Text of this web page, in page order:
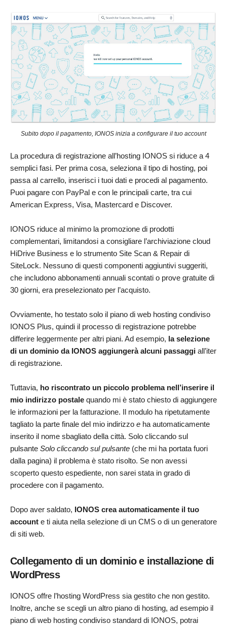
Subito dopo il pagamento, IONOS inizia a configurare il tuo account
La procedura di registrazione all’hosting IONOS si riduce a 4
semplici fasi. Per prima cosa, seleziona il tipo di hosting, poi
passa al carrello, inserisci i tuoi dati e procedi al pagamento.
Puoi pagare con PayPal e con le principali carte, tra cui
American Express, Visa, Mastercard e Discover.
IONOS riduce al minimo la promozione di prodotti
complementari, limitandosi a consigliare l’archiviazione cloud
HiDrive Business e lo strumento Site Scan & Repair di
SiteLock. Nessuno di questi componenti aggiuntivi suggeriti,
che includono abbonamenti annuali scontati o prove gratuite di
30 giorni, era preselezionato per l’acquisto.
Ovviamente, ho testato solo il piano di web hosting condiviso
IONOS Plus, quindi il processo di registrazione potrebbe
differire leggermente per altri piani. Ad esempio, la selezione
di un dominio da IONOS aggiungerà alcuni passaggi all’iter
di registrazione.
Tuttavia, ho riscontrato un piccolo problema nell’inserire il
mio indirizzo postale quando mi è stato chiesto di aggiungere
le informazioni per la fatturazione. Il modulo ha ripetutamente
tagliato la parte finale del mio indirizzo e ha automaticamente
inserito il nome sbagliato della città. Solo cliccando sul
pulsante Solo cliccando sul pulsante (che mi ha portata fuori
dalla pagina) il problema è stato risolto. Se non avessi
scoperto questo espediente, non sarei stata in grado di
procedere con il pagamento.
Dopo aver saldato, IONOS crea automaticamente il tuo
account e ti aiuta nella selezione di un CMS o di un generatore
di siti web.
Collegamento di un dominio e installazione di
WordPress
IONOS offre l’hosting WordPress sia gestito che non gestito.
Inoltre, anche se scegli un altro piano di hosting, ad esempio il
piano di web hosting condiviso standard di IONOS, potrai